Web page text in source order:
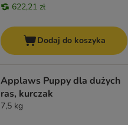
622,21 zł
Dodaj do koszyka
Applaws Puppy dla dużych
ras, kurczak
7,5 kg